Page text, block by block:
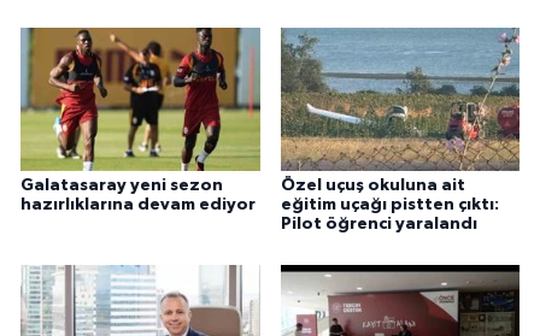
Galatasaray yeni sezon
hazırlıklarına devam ediyor
Özel uçuş okuluna ait
eğitim uçağı pistten çıktı:
Pilot öğrenci yaralandı